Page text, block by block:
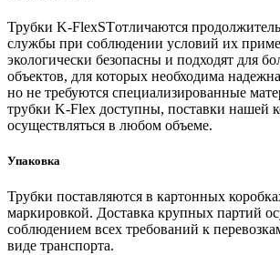
Трубки K-FlexSTотличаются
службы при соблюдении условий их
экологически безопасны и подходят для
объектов, для которых необходима
но не требуются специализированные
трубки K-Flex доступны, поставки нашей
осуществляться в любом объеме.
Упаковка
Трубки поставляются в картонных
маркировкой. Доставка крупных партий
соблюдением всех требований к
виде транспорта.